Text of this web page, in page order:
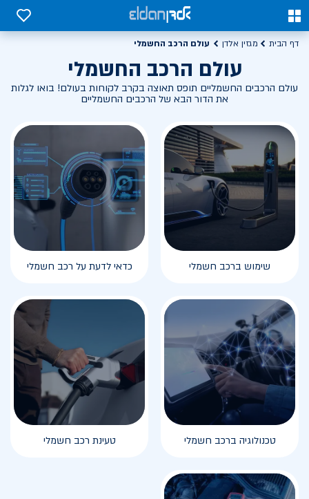
0
0
דף הבית מגזין אלדן עולם הרכב החשמלי
עולם הרכב החשמלי
עולם הרכבים החשמליים תופס תאוצה בקרב לקוחות בעולם! בואו לגלות
את הדור הבא של הרכבים החשמליים
שימוש ברכב חשמלי כדאי לדעת על רכב חשמלי
טכנולוגיה ברכב חשמלי טעינת רכב חשמלי